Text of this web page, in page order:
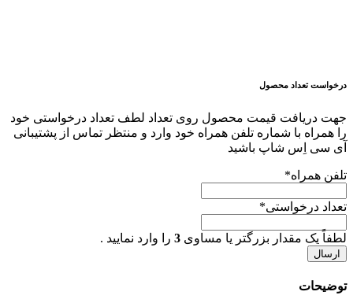
درخواست تعداد محصول
جهت دریافت قیمت محصول روی تعداد لطف تعداد درخواستی خود
را همراه با شماره تلفن همراه خود وارد و منتظر تماس از پشتیبانی
آی سی اِس شاپ باشید
تلفن همراه*
تعداد درخواستی*
لطفاً یک مقدار بزرگتر یا مساوی 3 را وارد نمایید .
توضیحات